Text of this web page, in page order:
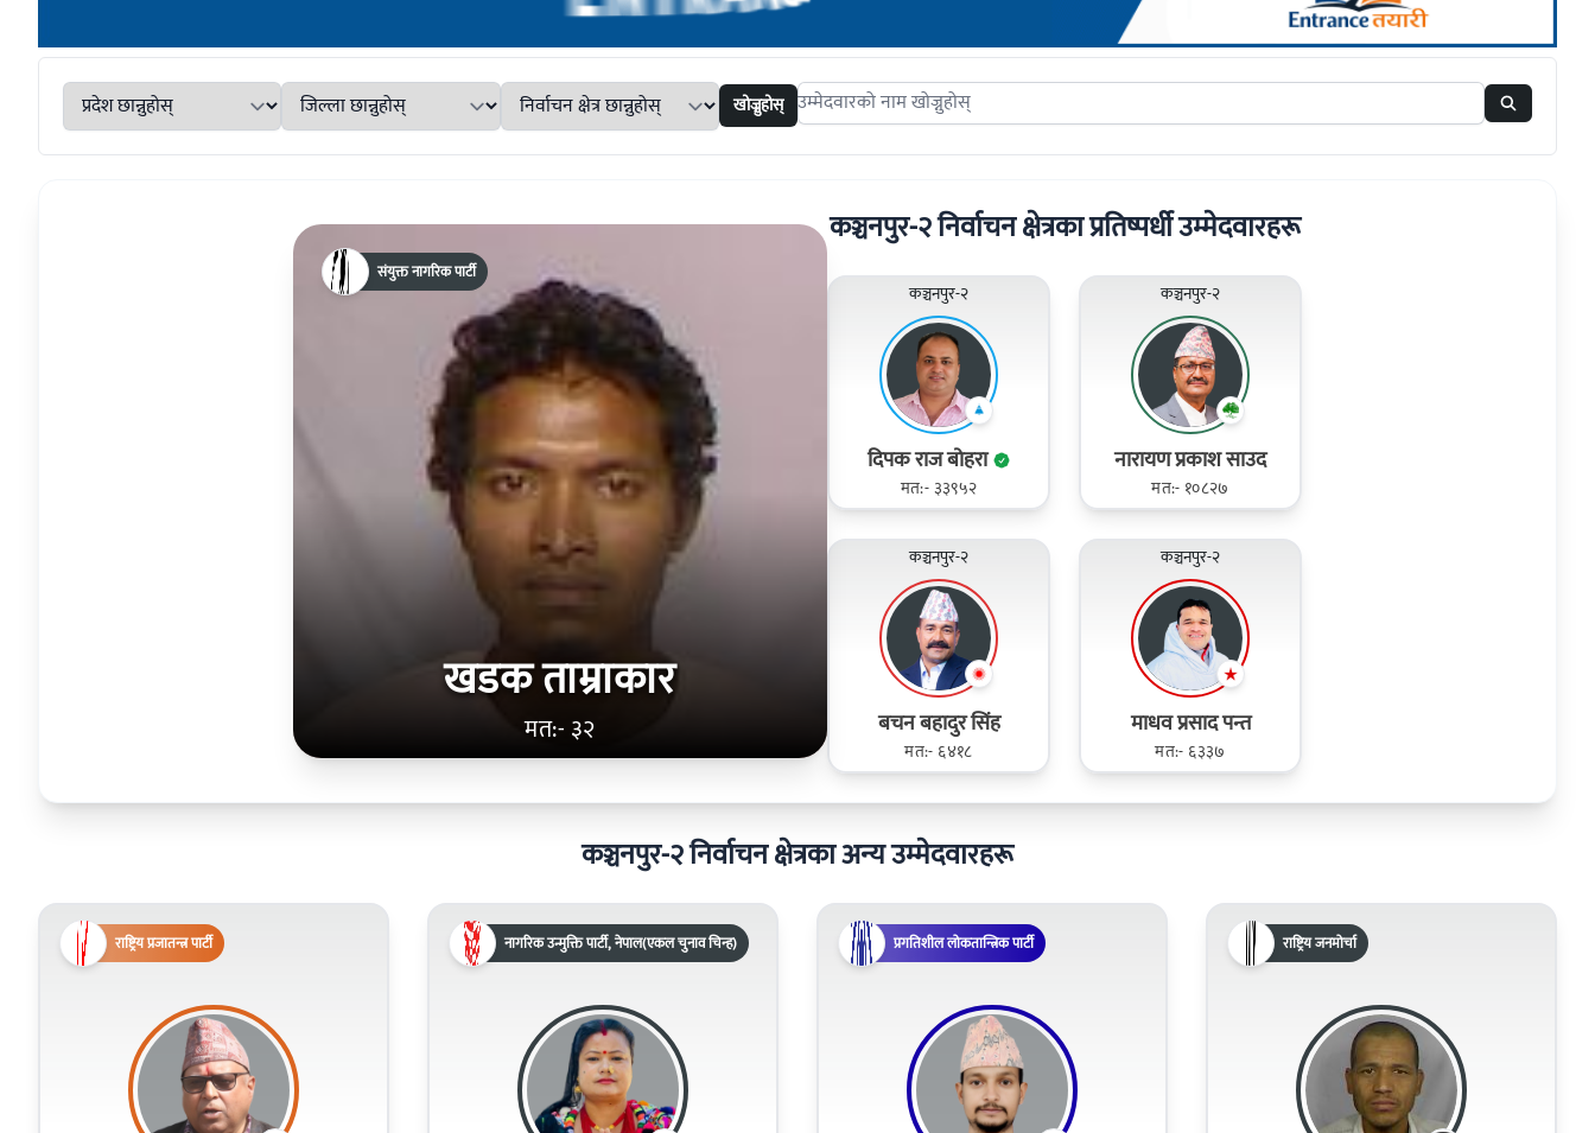
खोज्नुहोस् Search candidates
खडक ताम्राकार
मत:- ३२
संयुक्त नागरिक पार्टी
कञ्चनपुर-२ निर्वाचन क्षेत्रका प्रतिष्पर्धी उम्मेदवारहरू
कञ्चनपुर-२
दिपक राज बोहरा
मत:- ३३९५२
कञ्चनपुर-२
नारायण प्रकाश साउद
मत:- १०८२७
कञ्चनपुर-२
बचन बहादुर सिंह
मत:- ६४१८
कञ्चनपुर-२
माधव प्रसाद पन्त
मत:- ६३३७
कञ्चनपुर-२ निर्वाचन क्षेत्रका अन्य उम्मेदवारहरू
राष्ट्रिय प्रजातन्त्र पार्टी नागरिक उन्मुक्ति पार्टी, नेपाल(एकल चुनाव चिन्ह) प्रगतिशील लोकतान्त्रिक पार्टी राष्ट्रिय जनमोर्चा